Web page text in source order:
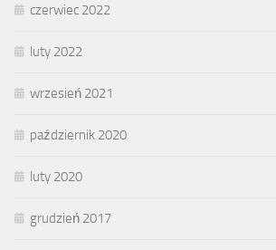
czerwiec 2022
luty 2022
wrzesień 2021
październik 2020
luty 2020
grudzień 2017